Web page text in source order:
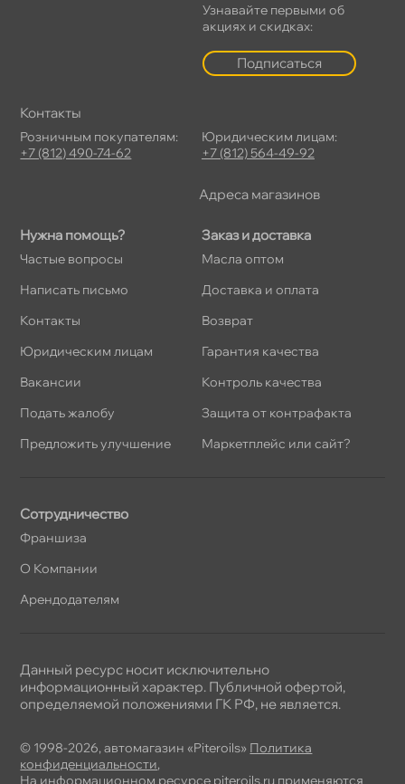
Нужна помощь?
Частые вопросы
Написать письмо
Контакты
Юридическим лицам
акансии
Подать жалобу
Предложить улучшение
Заказ и доставка
Масла оптом
Доставка и оплата
озврат
Гарантия качества
Контроль качества
Защита от контрафакта
Маркетплейс или сайт?
Узнавайте первыми о
акциях и скидках:
Подписаться
Сотрудничество
Франшиза
О Компании
Арендодателям
Контакты
Розничным покупателям:
+7 (812) 490-74-62
Юридическим лицам:
+7 (812) 564-49-92
Адреса магазино
© 1998-2026, автомагазин «Piteroils» Политика
конфиденциальности,
На информационном ресурсе piteroils.ru применяются
Данный ресурс носит исключительно
информационный характер. Публичной офертой,
определяемой положениями ГК РФ, не является.